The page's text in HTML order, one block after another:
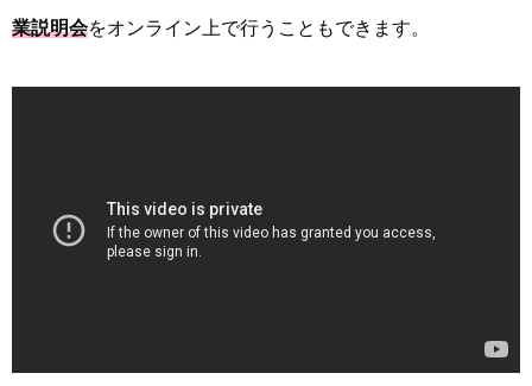
業説明会をオンライン上で行うこともできます。